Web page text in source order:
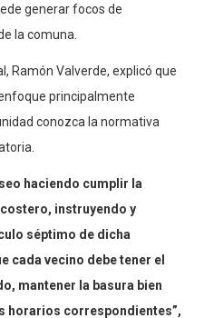
generar focos de
la comuna.
Ramón Valverde, explicó que
principalmente
conozca la normativa
haciendo cumplir la
instruyendo y
séptimo de dicha
cada vecino debe tener el
mantener la basura bien
horarios correspondientes”,